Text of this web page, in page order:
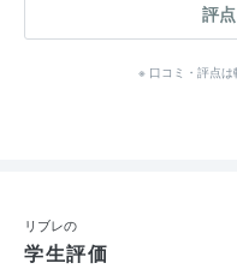
評
※ 口コミ・評点は
リブレの
学生評価